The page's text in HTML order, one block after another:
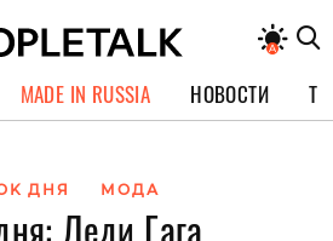
MADE IN RUSSIA НОВОСТИ
ДНЯ МОДА
Леди Гага